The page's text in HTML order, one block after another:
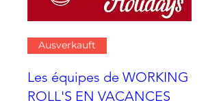
Ausverkauft
Les équipes de WORKING
ROLL'S EN VACANCES